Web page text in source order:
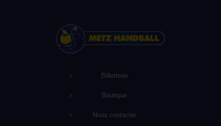
Billetterie
Boutique
Nous contacter